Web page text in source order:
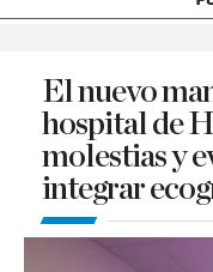
El nuevo
hospital de
molestias y
integrar